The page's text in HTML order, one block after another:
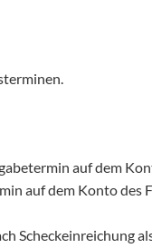
auf dem
auf dem Konto